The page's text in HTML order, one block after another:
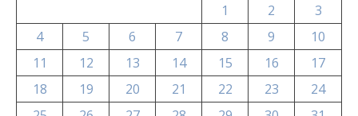
1
2
3
4
5 6 7 8 9
10
11
12 13 14 15 16
17
18
19 20 21 22 23
24